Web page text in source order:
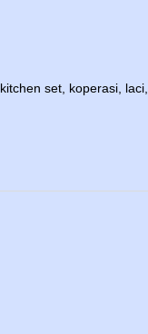
kitchen set, koperasi, laci,